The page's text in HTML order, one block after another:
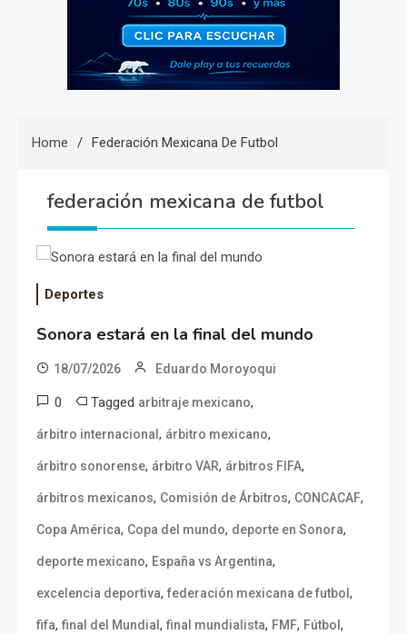
Home Federación Mexicana De Futbol
federación mexicana de futbol
Deportes
Sonora estará en la final del mundo
18/07/2026 Eduardo Moroyoqui
0 Tagged arbitraje mexicano,
árbitro internacional , árbitro mexicano,
árbitro sonorense, árbitro VAR, árbitros FIFA,
árbitros mexicanos, Comisión de Árbitros, CONCACAF,
Copa América, Copa del mundo, deporte en Sonora,
deporte mexicano, España vs Argentina,
excelencia deportiva, federación mexicana de futbol ,
fifa, final del Mundial , final mundialista, FMF, Fútbol ,